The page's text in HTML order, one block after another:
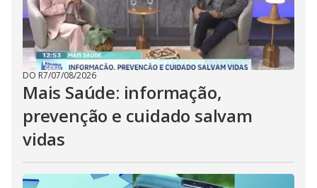
DO R7/07/08/2026
Mais Saúde: informação,
prevenção e cuidado salvam
vidas